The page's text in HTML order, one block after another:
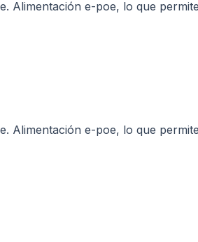
Alimentación e-poe, lo que
Alimentación e-poe, lo que